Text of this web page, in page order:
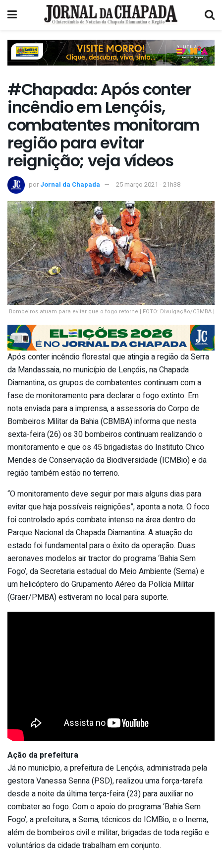
#Chapada: Após conter
incêndio em Lençóis,
combatentes monitoram
região para evitar
reignição; veja vídeos
por Jornal da Chapada 25 março 2021 - 21h38
Bombeiros atuam para evitar que o fogo retorne | FOTO: Divulgação/CBMBA |
Após conter incêndio florestal que atingia a região da Serra
da Mandassaia, no município de Lençóis, na Chapada
Diamantina, os grupos de combatentes continuam com a
fase de monitoramento para declarar o fogo extinto. Em
nota enviada para a imprensa, a assessoria do Corpo de
Bombeiros Militar da Bahia (CBMBA) informa que nesta
sexta-feira (26) os 30 bombeiros continuam realizando o
monitoramento e que os 45 brigadistas do Instituto Chico
Mendes de Conservação da Biodiversidade (ICMBio) e da
região também estão no terreno.
“O monitoramento deve seguir por mais alguns dias para
evitar que haja possíveis reignições”, aponta a nota. O foco
foi controlado após combate intenso na área dentro do
Parque Nacional da Chapada Diamantina. A atuação do
estado foi fundamental para o êxito da operação. Duas
aeronaves modelos air tractor do programa ‘Bahia Sem
Fogo’, da Secretaria estadual do Meio Ambiente (Sema) e
um helicóptero do Grupamento Aéreo da Polícia Militar
(Graer/PMBA) estiveram no local para suporte.
Ação da prefeitura
Já no município, a prefeitura de Lençóis, administrada pela
gestora Vanessa Senna (PSD), realizou uma força-tarefa
desde a noite da última terça-feira (23) para auxiliar no
combater ao fogo. Com o apoio do programa ‘Bahia Sem
Fogo’, a prefeitura, a Sema, técnicos do ICMBio, e o Inema,
além de bombeiros civil e militar, brigadas de toda região e
voluntários da cidade trabalham em conjunto.